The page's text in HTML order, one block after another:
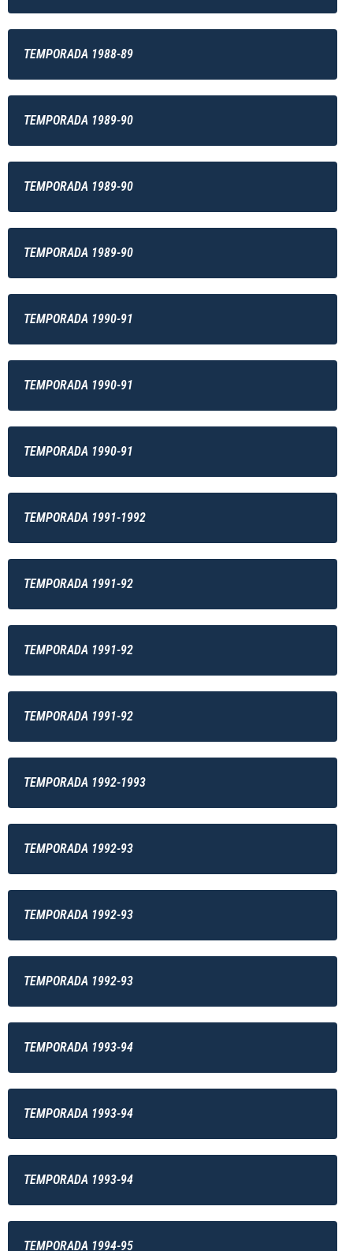
TEMPORADA 1988-89
TEMPORADA 1989-90
TEMPORADA 1989-90
TEMPORADA 1989-90
TEMPORADA 1990-91
TEMPORADA 1990-91
TEMPORADA 1990-91
TEMPORADA 1991-1992
TEMPORADA 1991-92
TEMPORADA 1991-92
TEMPORADA 1991-92
TEMPORADA 1992-1993
TEMPORADA 1992-93
TEMPORADA 1992-93
TEMPORADA 1992-93
TEMPORADA 1993-94
TEMPORADA 1993-94
TEMPORADA 1993-94
TEMPORADA 1994-95